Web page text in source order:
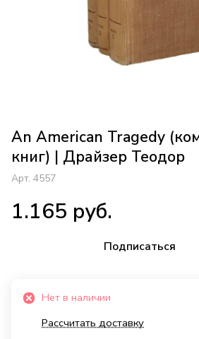
An American Tragedy
книг) | Драйзер Теодор
Арт. 4557
1.165 руб.
Подписаться
Нет в наличии
Рассчитать доставку